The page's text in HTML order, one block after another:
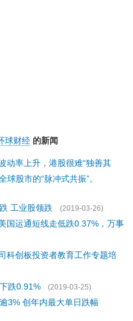
球财经 的新闻
动率上升，港股很难“独善其
股市的“脉冲式共振”。
工业股领跌
(2019-03-26)
国运通短线走低跌0.37%，万事
科创板投资者教育工作专题培
跌0.91%
(2019-03-25)
3% 创年内最大单日跌幅